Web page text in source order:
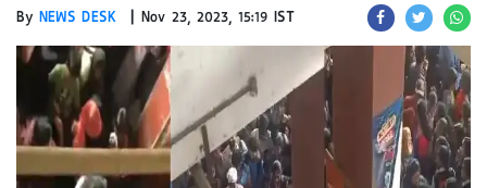
By NEWS DESK | Nov 23, 2023, 15:19 IST